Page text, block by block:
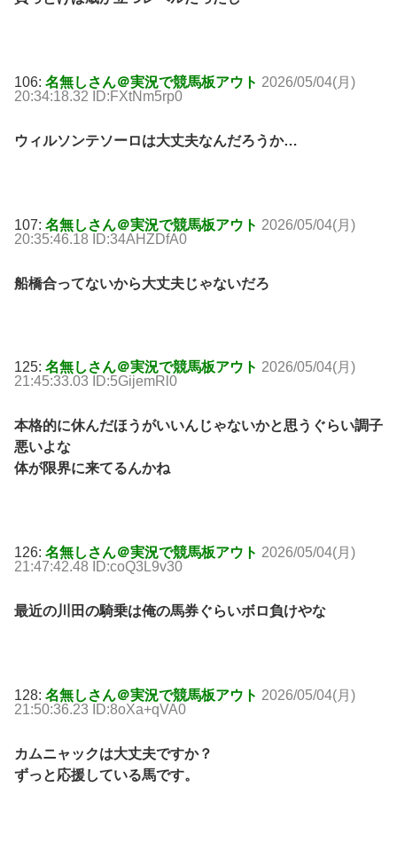
106: 名無しさん＠実況で競馬板アウト 2026/05/04(月)
20:34:18.32 ID:FXtNm5rp0
ウィルソンテソーロは大丈夫なんだろうか…
107: 名無しさん＠実況で競馬板アウト 2026/05/04(月)
20:35:46.18 ID:34AHZDfA0
船橋合ってないから大丈夫じゃないだろ
125: 名無しさん＠実況で競馬板アウト 2026/05/04(月)
21:45:33.03 ID:5GijemRl0
本格的に休んだほうがいいんじゃないかと思うぐらい調子
悪いよな
体が限界に来てるんかね
126: 名無しさん＠実況で競馬板アウト 2026/05/04(月)
21:47:42.48 ID:coQ3L9v30
最近の川田の騎乗は俺の馬券ぐらいボロ負けやな
128: 名無しさん＠実況で競馬板アウト 2026/05/04(月)
21:50:36.23 ID:8oXa+qVA0
カムニャックは大丈夫ですか？
ずっと応援している馬です。